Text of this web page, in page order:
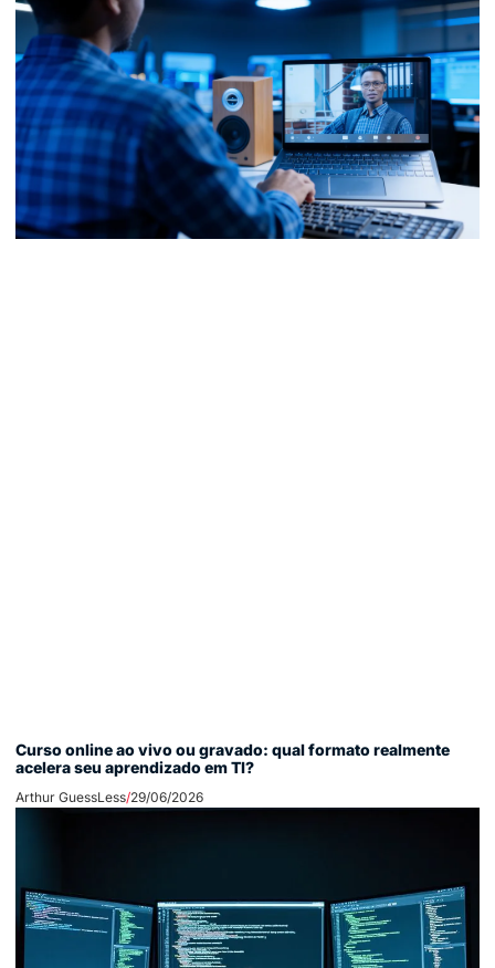
Curso online ao vivo ou gravado: qual formato realmente
acelera seu aprendizado em TI?
Arthur GuessLess 29/06/2026